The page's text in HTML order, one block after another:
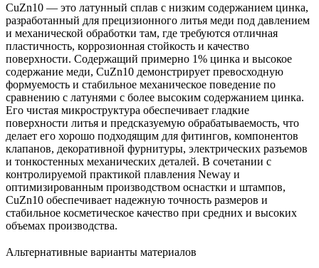
CuZn10 — это латунный сплав с низким содержанием цинка,
разработанный для прецизионного литья меди под давлением
и механической обработки там, где требуются отличная
пластичность, коррозионная стойкость и качество
поверхности. Содержащий примерно 1% цинка и высокое
содержание меди, CuZn10 демонстрирует превосходную
формуемость и стабильное механическое поведение по
сравнению с латунями с более высоким содержанием цинка.
Его чистая микроструктура обеспечивает гладкие
поверхности литья и предсказуемую обрабатываемость, что
делает его хорошо подходящим для фитингов, компонентов
клапанов, декоративной фурнитуры, электрических разъемов
и тонкостенных механических деталей. В сочетании с
контролируемой практикой плавления Neway и
оптимизированным производством оснастки и штампов,
CuZn10 обеспечивает надежную точность размеров и
стабильное косметическое качество при средних и высоких
объемах производства.
Альтернативные варианты материалов